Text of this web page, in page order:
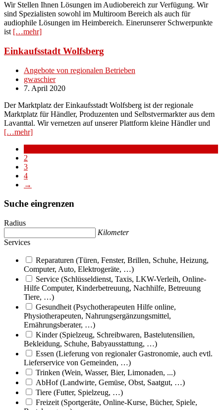
Wir Stellen Ihnen Lösungen im Audiobereich zur Verfügung. Wir
sind Spezialisten sowohl im Multiroom Bereich als auch für
audiophile Lösungen im Heimbereich. Einerunserer Schwerpunkte
ist […mehr]
Einkaufsstadt Wolfsberg
Angebote von regionalen Betrieben
gwaschier
7. April 2020
Der Marktplatz der Einkaufsstadt Wolfsberg ist der regionale
Marktplatz für Händler, Produzenten und Selbstvermarkter aus dem
Lavanttal. Wir vernetzen auf unserer Plattform kleine Händler und
[…mehr]
2
3
4
→
Suche eingrenzen
Radius
Kilometer
Services
Reparaturen (Türen, Fenster, Brillen, Schuhe, Heizung,
Computer, Auto, Elektrogeräte, …)
Service (Schlüsseldienst, Taxis, LKW-Verleih, Online-
Hilfe Computer, Kinderbetreuung, Nachhilfe, Betreuung
Tiere, …)
Gesundheit (Psychotherapeuten Hilfe online,
Physiotherapeuten, Nahrungsergänzungsmittel,
Ernährungsberater, …)
Kinder (Spielzeug, Schreibwaren, Bastelutensilien,
Bekleidung, Schuhe, Babyausstattung, …)
Essen (Lieferung von regionaler Gastronomie, auch evtl.
Lieferservice von Gemeinden, …)
Trinken (Wein, Wasser, Bier, Limonaden, ...)
AbHof (Landwirte, Gemüse, Obst, Saatgut, …)
Tiere (Futter, Spielzeug, …)
Freizeit (Sportgeräte, Online-Kurse, Bücher, Spiele,